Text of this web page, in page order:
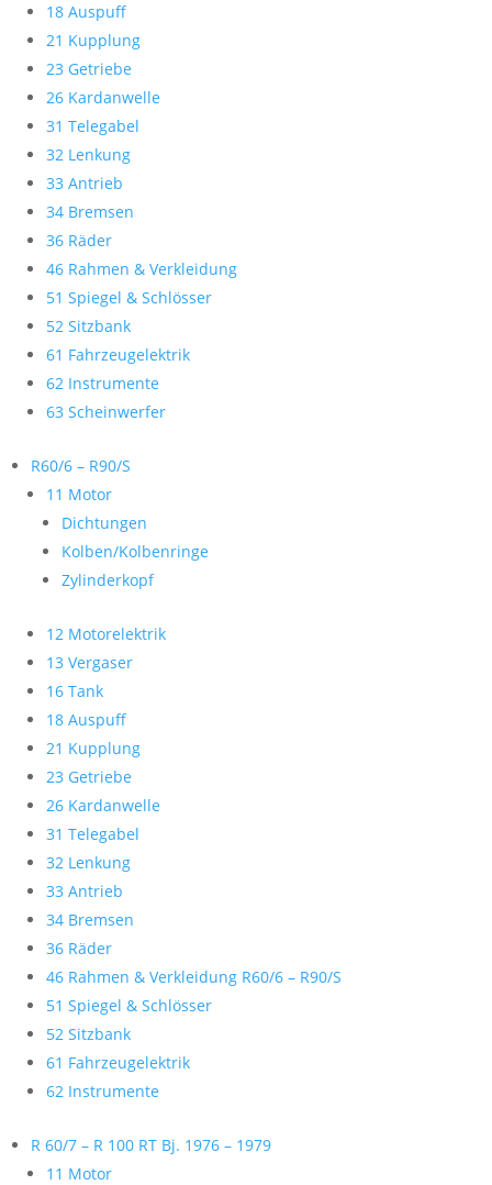
18 Auspuff
21 Kupplung
23 Getriebe
26 Kardanwelle
31 Telegabel
32 Lenkung
33 Antrieb
34 Bremsen
36 Räder
46 Rahmen & Verkleidung
51 Spiegel & Schlösser
52 Sitzbank
61 Fahrzeugelektrik
62 Instrumente
63 Scheinwerfer
R60/6 – R90/S
11 Motor
Dichtungen
Kolben/Kolbenringe
Zylinderkopf
12 Motorelektrik
13 Vergaser
16 Tank
18 Auspuff
21 Kupplung
23 Getriebe
26 Kardanwelle
31 Telegabel
32 Lenkung
33 Antrieb
34 Bremsen
36 Räder
46 Rahmen & Verkleidung R60/6 – R90/S
51 Spiegel & Schlösser
52 Sitzbank
61 Fahrzeugelektrik
62 Instrumente
R 60/7 – R 100 RT Bj. 1976 – 1979
11 Motor